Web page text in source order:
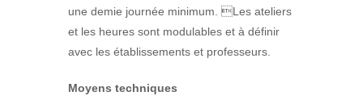
une demie journée minimum. Les ateliers
et les heures sont modulables et à définir
avec les établissements et professeurs.
Moyens techniques